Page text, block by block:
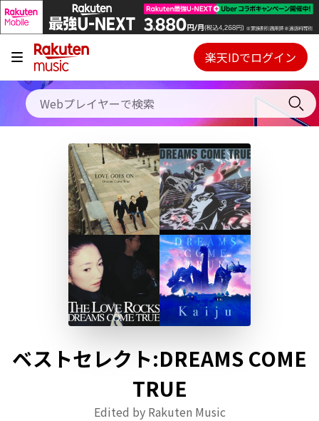
キャンペーン
料金プラン
使い方
初回30日間無料お試し
Webプレイヤー
ご契約内容の確認・変更
楽天IDでログイン
ベストセレクト:DREAMS COME
TRUE
Edited by Rakuten Music